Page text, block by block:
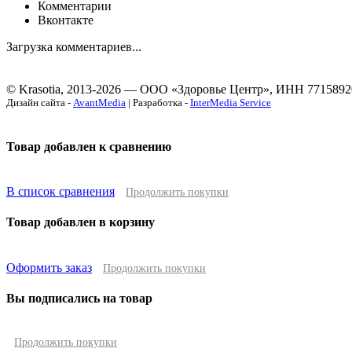
Комментарии
Вконтакте
Загрузка комментариев...
© Krasotia, 2013-2026 — ООО «Здоровье Центр», ИНН
Дизайн сайта - AvantMedia | Разработка - InterMedia Service
Товар добавлен к сравнению
В список сравнения Продолжить покупки
Товар добавлен в корзину
Оформить заказ Продолжить покупки
Вы подписались на товар
Продолжить покупки